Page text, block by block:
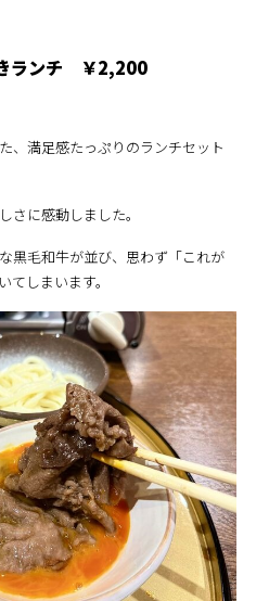
ランチ ￥2,200
、満足感たっぷりのランチセット
さに感動しました。
黒毛和牛が並び、思わず「これが
しまいます。